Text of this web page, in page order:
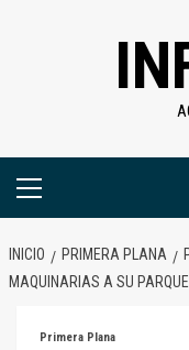
Menú
INICIO PRIMERA PLANA
MAQUINARIAS A SU
Primera Plana